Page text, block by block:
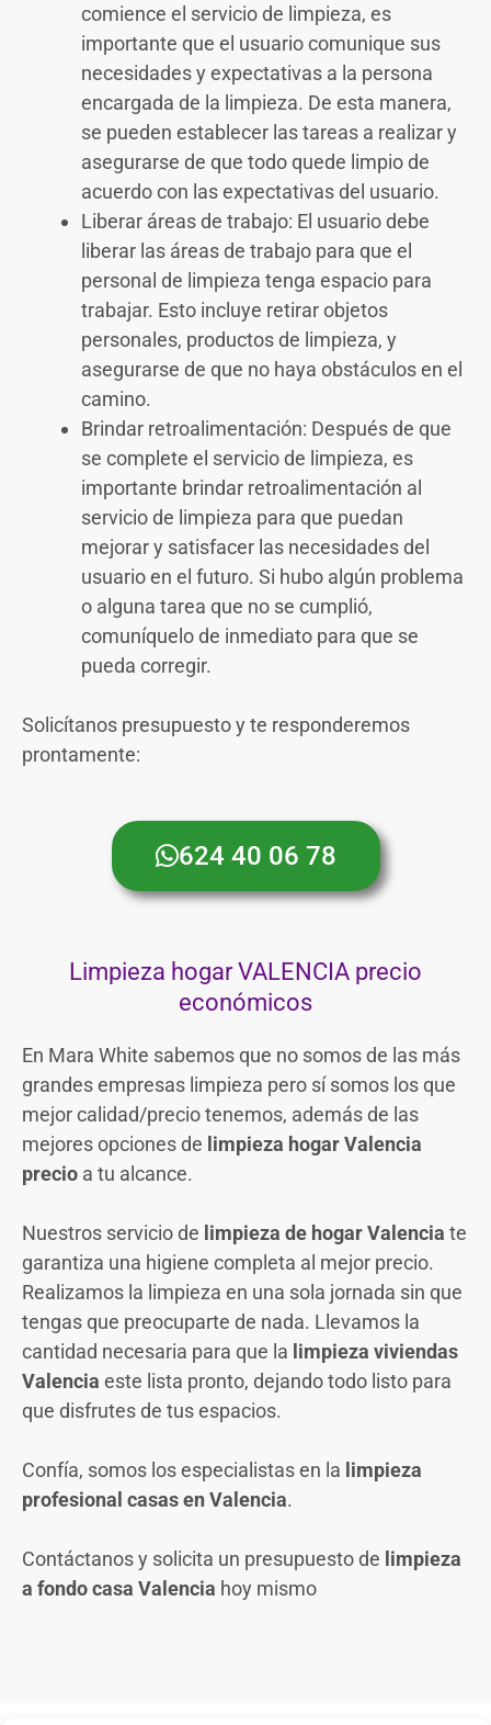
comience el servicio de limpieza, es
importante que el usuario comunique sus
necesidades y expectativas a la persona
encargada de la limpieza. De esta manera,
se pueden establecer las tareas a realizar y
asegurarse de que todo quede limpio de
acuerdo con las expectativas del usuario.
Liberar áreas de trabajo: El usuario debe
liberar las áreas de trabajo para que el
personal de limpieza tenga espacio para
trabajar. Esto incluye retirar objetos
personales, productos de limpieza, y
asegurarse de que no haya obstáculos en el
camino.
Brindar retroalimentación: Después de que
se complete el servicio de limpieza, es
importante brindar retroalimentación al
servicio de limpieza para que puedan
mejorar y satisfacer las necesidades del
usuario en el futuro. Si hubo algún problema
o alguna tarea que no se cumplió,
comuníquelo de inmediato para que se
pueda corregir.
Solicítanos presupuesto y te responderemos
prontamente:
624 40 06 78
Limpieza hogar VALENCIA precio
económicos
En Mara White sabemos que no somos de las más
grandes empresas limpieza pero sí somos los que
mejor calidad/precio tenemos, además de las
mejores opciones de limpieza hogar Valencia
precio a tu alcance.
Nuestros servicio de limpieza de hogar Valencia te
garantiza una higiene completa al mejor precio.
Realizamos la limpieza en una sola jornada sin que
tengas que preocuparte de nada. Llevamos la
cantidad necesaria para que la limpieza viviendas
Valencia este lista pronto, dejando todo listo para
que disfrutes de tus espacios.
Confía, somos los especialistas en la limpieza
profesional casas en Valencia.
Contáctanos y solicita un presupuesto de limpieza
a fondo casa Valencia hoy mismo